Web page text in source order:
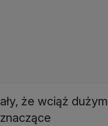
że wciąż dużym